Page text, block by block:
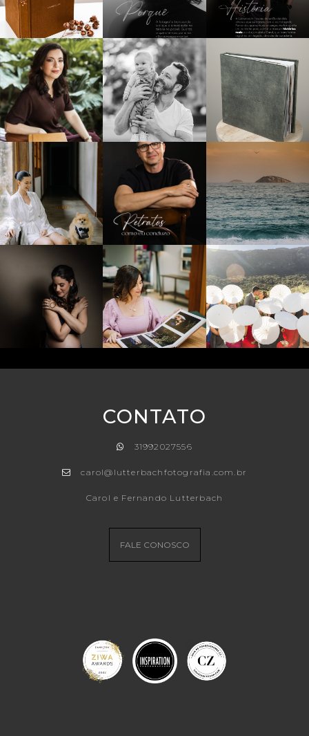
CONTATO
31992027556
carol@lutterbachfotografia.com.br
Carol e Fernando Lutterbach
FALE CONOSCO